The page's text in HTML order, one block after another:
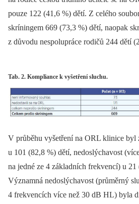
pouze 122 (41,6 %) dětí. Z celého
skríningem 669 (73,3 %) dětí, naopak
z důvodu nespolupráce rodičů 244 dětí
Tab. 2. Kompliance k vyšetření sluchu.
V průběhu vyšetření na ORL klinice byl
u 101 (82,8 %) dětí, nedoslýchavost
na jedné ze 4 základních frekvencí) u 21
Významná nedoslýchavost (průměrný
4 frekvencích více než 30 dB HL) byla